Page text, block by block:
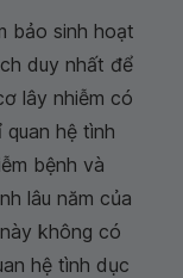
bảo sinh hoạt
duy nhất để
lây nhiễm có
hệ tình
bệnh và
lâu năm của
không có
hệ tình dục